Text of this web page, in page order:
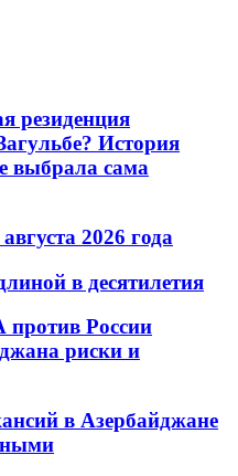
резиденция
История
выбрала сама
2026 года
в десятилетия
России
риски и
в Азербайджане